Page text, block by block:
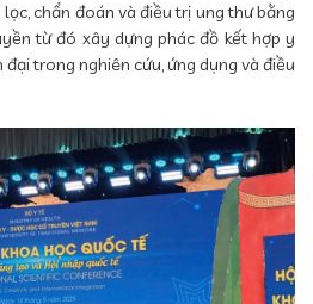
chẩn đoán và điều trị ung thư bằng
từ đó xây dựng phác đồ kết hợp y
trong nghiên cứu, ứng dụng và điều